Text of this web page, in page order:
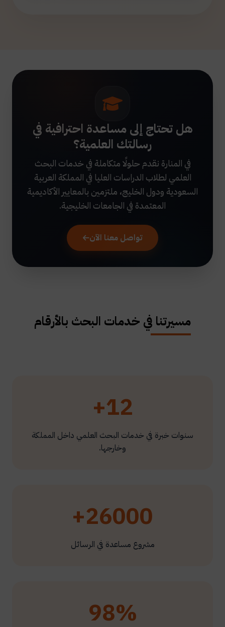
هل تحتاج إلى مساعدة احترافية في
رسالتك العلمية؟
في المنارة نقدم حلولًا متكاملة في خدمات البحث
العلمي لطلاب الدراسات العليا في المملكة العربية
السعودية ودول الخليج، ملتزمين بالمعايير الأكاديمية
المعتمدة في الجامعات الخليجية.
تواصل معنا الآن
مسيرتنا في خدمات البحث بالأرقام
12+
سنوات خبرة في خدمات البحث العلمي داخل المملكة
وخارجها.
26000+
مشروع مساعدة في الرسائل
98%